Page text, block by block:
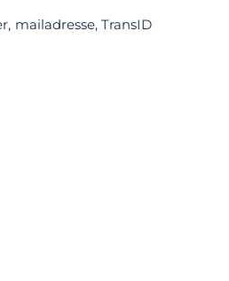
mailadresse, TransID